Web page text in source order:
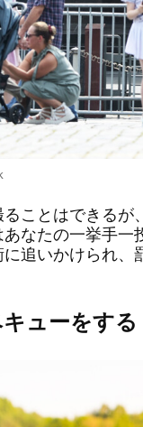
ことはできるが、
なたの一挙手
追いかけられ
ューをする